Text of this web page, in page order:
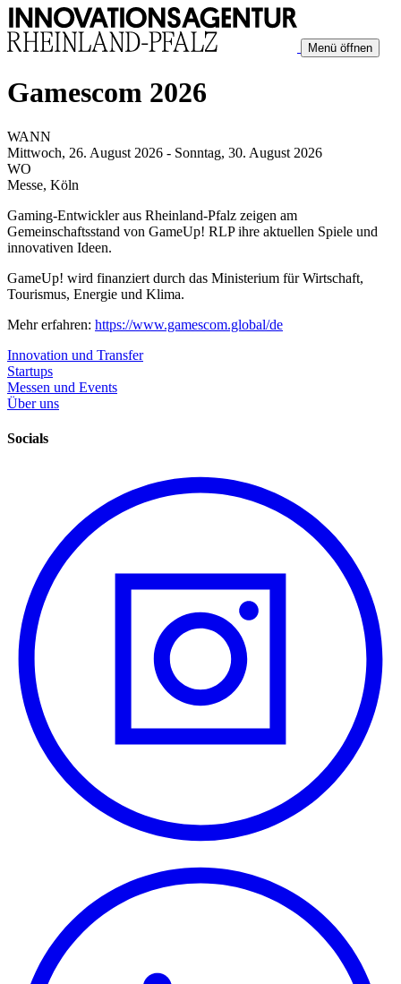
Menü öffnen
Gamescom 2026
WANN
Mittwoch, 26. August 2026 - Sonntag, 30. August 2026
WO
Messe, Köln
Gaming-Entwickler aus Rheinland-Pfalz zeigen am
Gemeinschaftsstand von GameUp! RLP ihre aktuellen Spiele und
innovativen Ideen.
GameUp! wird finanziert durch das Ministerium für Wirtschaft,
Tourismus, Energie und Klima.
Mehr erfahren: https://www.gamescom.global/de
Innovation und Transfer
Startups
Messen und Events
Über uns
Socials